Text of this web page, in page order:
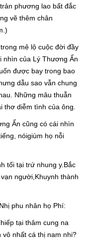
phương lao bất đắc
vẽ thêm chân
mê lộ cuộc đời đầy
nhìn của Lý Thương Ẩn
được bay trong bao
dẫu sao vẫn chung
Những mâu thuẫn
thơ diễm tình của ông.
Ẩn cũng có cái nhìn
nóigiùm họ nỗi
tối tại trứ nhung y.Bắc
người,Khuynh thành
phu nhân họ Phí:
tại thâm cung na
nhất cá thị nam nhi?